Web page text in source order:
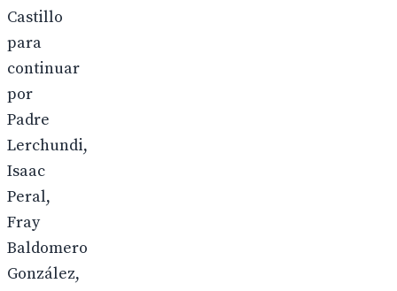
Castillo
para
continuar
por
Padre
Lerchundi,
Isaac
Peral,
Fray
Baldomero
González,